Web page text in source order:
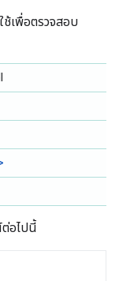
ช้เพื่อตรวจสอบ
ต่อไปนี้